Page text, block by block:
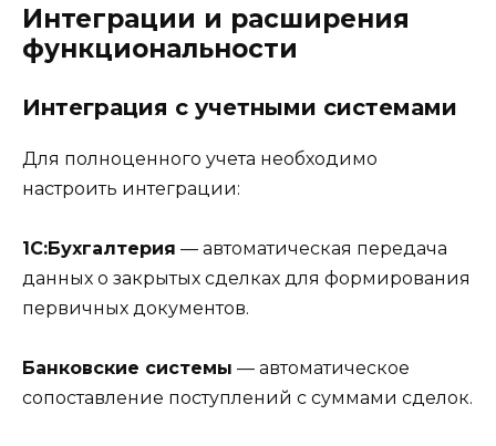
Интеграции и расширения
функциональности
Интеграция с учетными системами
Для полноценного учета необходимо
настроить интеграции:
1С:Бухгалтерия — автоматическая передача
данных о закрытых сделках для формирования
первичных документов.
Банковские системы — автоматическое
сопоставление поступлений с суммами сделок.